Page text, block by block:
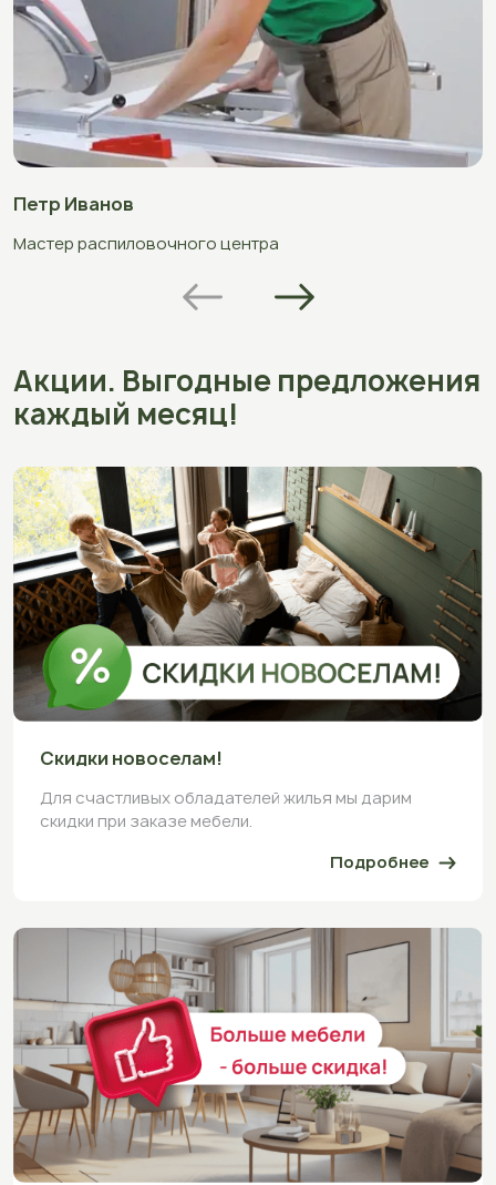
Петр Иванов
Мастер распиловочного центра
Акции. Выгодные предложения
каждый месяц!
Скидки новоселам!
Для счастливых обладателей жилья мы дарим
скидки при заказе мебели.
Подробнее